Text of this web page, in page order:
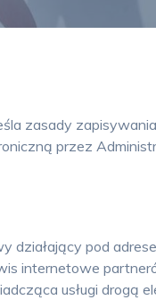
zasady
przez
działający pod
internetowe
usługi drogą